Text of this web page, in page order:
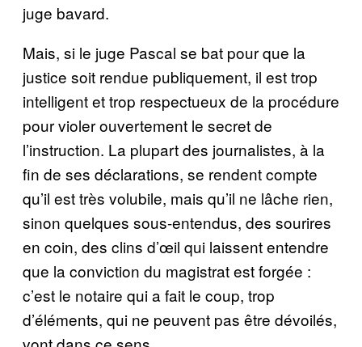
juge bavard.
Mais, si le juge Pascal se bat pour que la
justice soit rendue publiquement, il est trop
intelligent et trop respectueux de la procédure
pour violer ouvertement le secret de
l’instruction. La plupart des journalistes, à la
fin de ses déclarations, se rendent compte
qu’il est très volubile, mais qu’il ne lâche rien,
sinon quelques sous-entendus, des sourires
en coin, des clins d’œil qui laissent entendre
que la conviction du magistrat est forgée :
c’est le notaire qui a fait le coup, trop
d’éléments, qui ne peuvent pas être dévoilés,